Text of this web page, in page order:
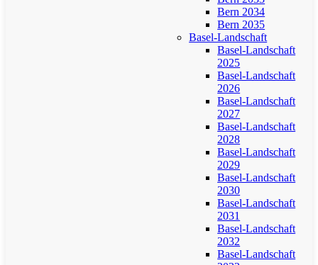
Bern 2034
Bern 2035
Basel-Landschaft
Basel-Landschaft
2025
Basel-Landschaft
2026
Basel-Landschaft
2027
Basel-Landschaft
2028
Basel-Landschaft
2029
Basel-Landschaft
2030
Basel-Landschaft
2031
Basel-Landschaft
2032
Basel-Landschaft